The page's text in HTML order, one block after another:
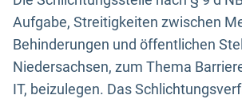
Aufgabe, Streitigkeiten zwischen
Behinderungen und öffentlichen
Niedersachsen, zum Thema
IT, beizulegen. Das